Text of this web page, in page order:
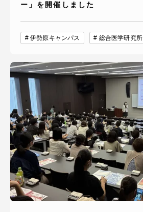
ー」を開催しました
伊勢原キャンパス 総合医学研究所